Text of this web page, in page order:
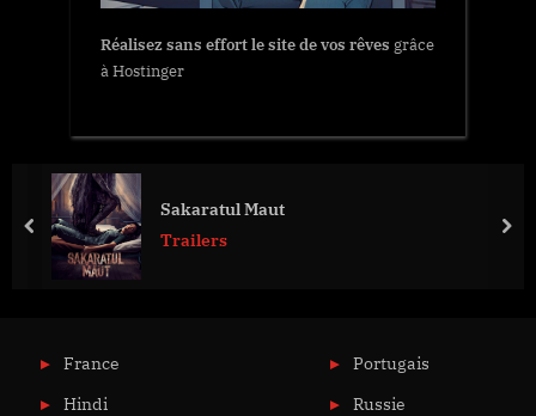
Réalisez sans effort le site de vos rêves grâce
à Hostinger
Sakaratul Maut
Trailers
prev
France
Hindi
Portugais
Russie